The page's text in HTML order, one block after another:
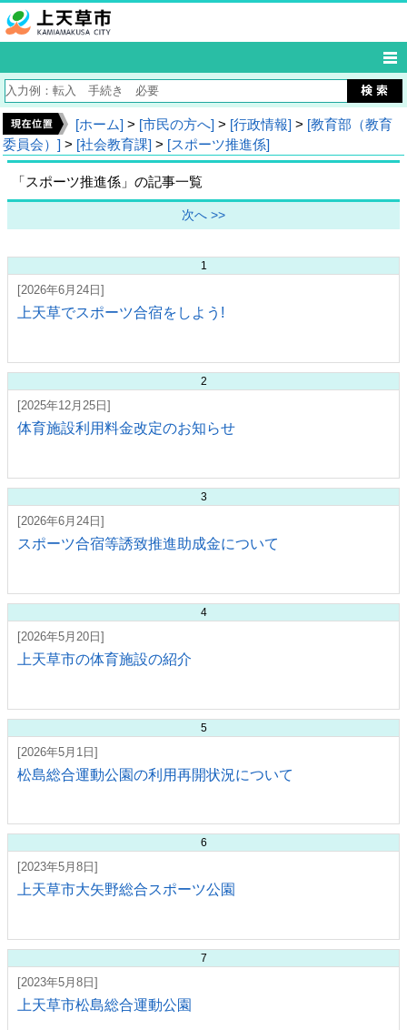
[ホーム] > [市民の方へ] > [行政情報] > [教育部（教育
委員会）] > [社会教育課] > [スポーツ推進係]
「スポーツ推進係」の記事一覧
次へ >>
1
[2026年6月24日]
上天草でスポーツ合宿をしよう!
2
[2025年12月25日]
体育施設利用料金改定のお知らせ
3
[2026年6月24日]
スポーツ合宿等誘致推進助成金について
4
[2026年5月20日]
上天草市の体育施設の紹介
5
[2026年5月1日]
松島総合運動公園の利用再開状況について
6
[2023年5月8日]
上天草市大矢野総合スポーツ公園
7
[2023年5月8日]
上天草市松島総合運動公園